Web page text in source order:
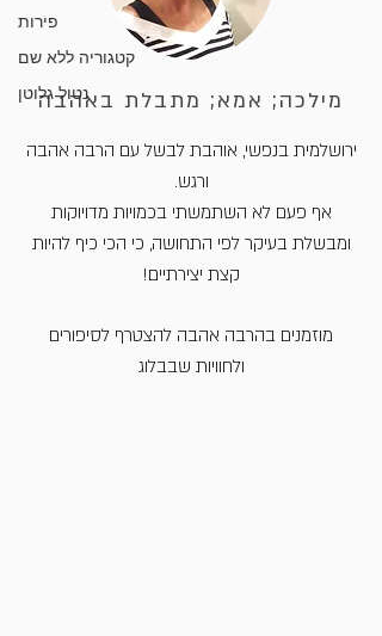
פירות
קטגוריה ללא שם
נטול גלוטן
מילכה; אמא; מתבלת באהבה
ירושלמית בנפשי, אוהבת לבשל עם הרבה אהבה
ורגש.
אף פעם לא השתמשתי בכמויות מדויוקות
ומבשלת בעיקר לפי התחושה, כי הכי כיף להיות
קצת יצירתיים!
מוזמנים בהרבה אהבה להצטרף לסיפורים
ולחוויות שבבלוג